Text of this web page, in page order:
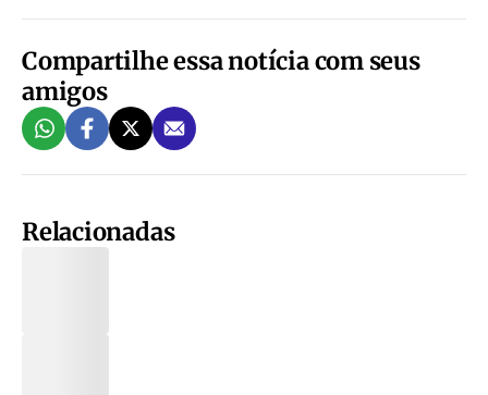
Compartilhe essa notícia com seus
amigos
Relacionadas